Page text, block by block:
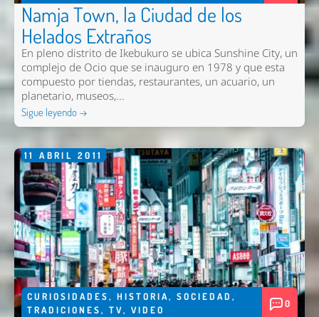
Namja Town, la Ciudad de los
Helados Extraños
En pleno distrito de Ikebukuro se ubica Sunshine City, un
complejo de Ocio que se inauguro en 1978 y que esta
compuesto por tiendas, restaurantes, un acuario, un
planetario, museos,...
Sigue leyendo →
11 ABRIL 2011
CURIOSIDADES, HISTORIA, SOCIEDAD ,
TRADICIONES, TV, VIDEO
0